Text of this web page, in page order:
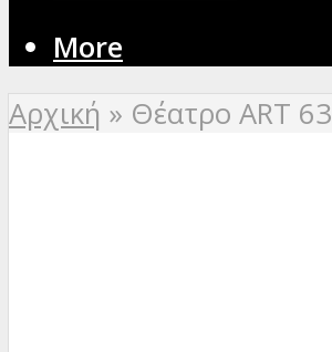
More
Αρχική » Θέατρο ART 63